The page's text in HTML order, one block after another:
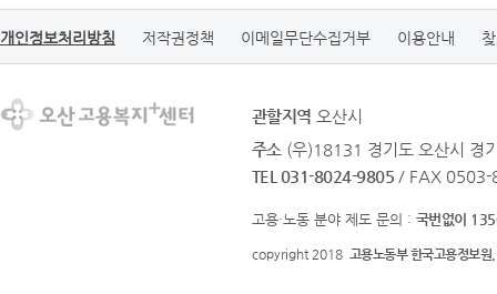
개인정보처리방침 저작권정책 이메일무단수집거부 이용안내
관할지역 오산시
주소 (우)18131 경기도 오산시 경
TEL 031-8024-9805 / FAX
고용·노동 분야 제도 문의 : 국번없이
copyright 2018 고용노동부 한국고용정보원.